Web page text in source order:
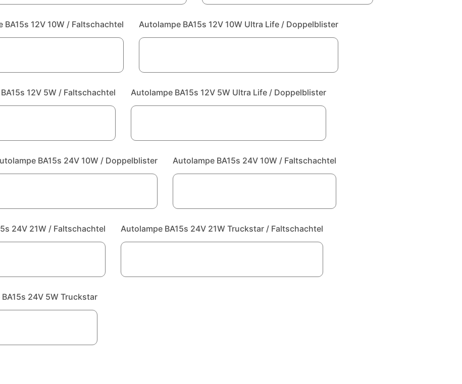
BA15s 12V 10W / Faltschachtel Autolampe BA15s 12V 10W Ultra Life / Doppelblister
12V 5W / Faltschachtel Autolampe BA15s 12V 5W Ultra Life / Doppelblister
BA15s 24V 10W / Doppelblister Autolampe BA15s 24V 10W / Faltschachtel
24V 21W / Faltschachtel Autolampe BA15s 24V 21W Truckstar / Faltschachtel
24V 5W Truckstar